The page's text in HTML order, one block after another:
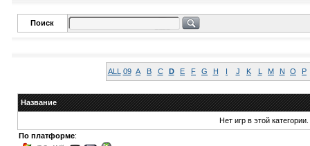
Поиск
ALL 09 A B C D E F G H I J K L M N O P
Название
Нет игр в этой категории.
По платформе: